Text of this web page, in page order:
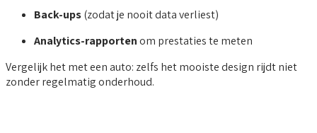
Back-ups(zodat je nooit data verliest)
Analytics-rapportenom prestaties te meten
Vergelijk het met een auto: zelfs het mooiste design rijdt niet
zonder regelmatig onderhoud.